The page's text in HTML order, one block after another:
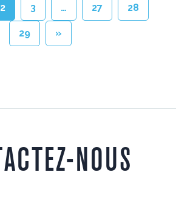
2 3 … 27 28
29 »
NOUS